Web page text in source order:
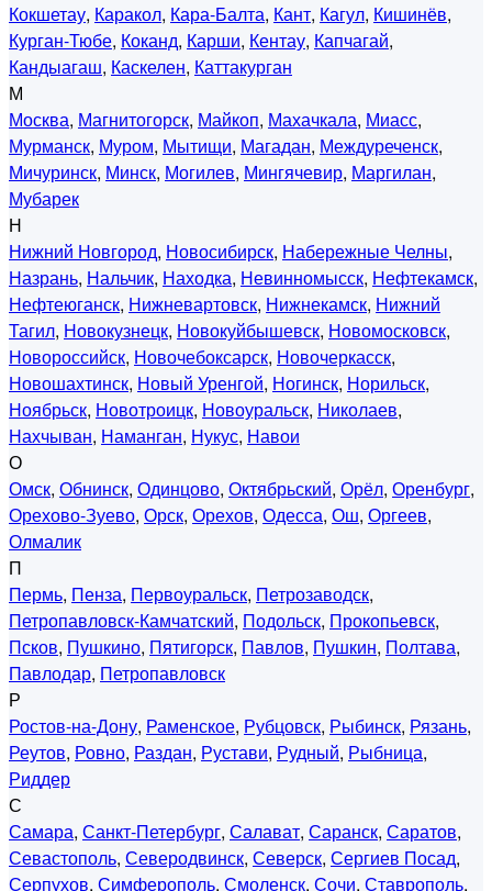
Кокшетау, Каракол, Кара-Балта, Кант, Кагул, Кишинёв,
Курган-Тюбе, Коканд, Карши, Кентау, Капчагай,
Кандыагаш, Каскелен, Каттакурган
М
Москва, Магнитогорск, Майкоп, Махачкала, Миасс,
Мурманск, Муром, Мытищи, Магадан, Междуреченск,
Мичуринск, Минск, Могилев, Мингячевир, Маргилан,
Мубарек
Н
Нижний Новгород, Новосибирск, Набережные Челны,
Назрань, Нальчик, Находка, Невинномысск, Нефтекамск,
Нефтеюганск, Нижневартовск, Нижнекамск, Нижний
Тагил, Новокузнецк, Новокуйбышевск, Новомосковск,
Новороссийск, Новочебоксарск, Новочеркасск,
Новошахтинск, Новый Уренгой, Ногинск, Норильск,
Ноябрьск, Новотроицк, Новоуральск, Николаев,
Нахчыван, Наманган, Нукус, Навои
О
Омск, Обнинск, Одинцово, Октябрьский, Орёл, Оренбург,
Орехово-Зуево, Орск, Орехов, Одесса, Ош, Оргеев,
Олмалик
П
Пермь, Пенза, Первоуральск, Петрозаводск,
Петропавловск-Камчатский, Подольск, Прокопьевск,
Псков, Пушкино, Пятигорск, Павлов, Пушкин, Полтава,
Павлодар, Петропавловск
Р
Ростов-на-Дону, Раменское, Рубцовск, Рыбинск, Рязань,
Реутов, Ровно, Раздан, Рустави, Рудный, Рыбница,
Риддер
С
Самара, Санкт-Петербург, Салават, Саранск, Саратов,
Севастополь, Северодвинск, Северск, Сергиев Посад,
Серпухов, Симферополь, Смоленск, Сочи, Ставрополь,